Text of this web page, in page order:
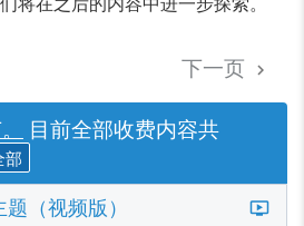
下一页 
目前全部收费内容共
部
（视频版）